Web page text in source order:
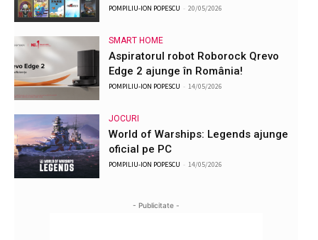
POMPILIU-ION POPESCU - 20/05/2026
SMART HOME
Aspiratorul robot Roborock Qrevo
Edge 2 ajunge în România!
POMPILIU-ION POPESCU - 14/05/2026
JOCURI
World of Warships: Legends ajunge
oficial pe PC
POMPILIU-ION POPESCU - 14/05/2026
- Publicitate -